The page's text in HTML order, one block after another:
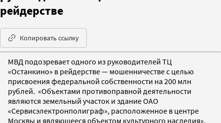
рейдерстве
Копировать ссылку
МВД подозревает одного из руководителей ТЦ
«Останкино» в рейдерстве — мошенничестве с целью
присвоения федеральной собственности на 200 млн
рублей. «Объектами противоправной деятельности
являются земельный участок и здание ОАО
«Сервисэлектронполиграф», расположенное в центре
Москвы и являющееся объектом культурного наследия»,